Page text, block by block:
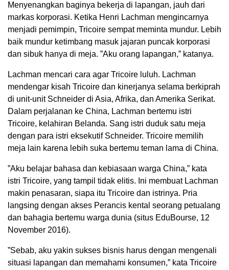
Menyenangkan baginya bekerja di lapangan, jauh dari
markas korporasi. Ketika Henri Lachman mengincarnya
menjadi pemimpin, Tricoire sempat meminta mundur. Lebih
baik mundur ketimbang masuk jajaran puncak korporasi
dan sibuk hanya di meja. ”Aku orang lapangan,” katanya.
Lachman mencari cara agar Tricoire luluh. Lachman
mendengar kisah Tricoire dan kinerjanya selama berkiprah
di unit-unit Schneider di Asia, Afrika, dan Amerika Serikat.
Dalam perjalanan ke China, Lachman bertemu istri
Tricoire, kelahiran Belanda. Sang istri duduk satu meja
dengan para istri eksekutif Schneider. Tricoire memilih
meja lain karena lebih suka bertemu teman lama di China.
”Aku belajar bahasa dan kebiasaan warga China,” kata
istri Tricoire, yang tampil tidak elitis. Ini membuat Lachman
makin penasaran, siapa itu Tricoire dan istrinya. Pria
langsing dengan akses Perancis kental seorang petualang
dan bahagia bertemu warga dunia (situs EduBourse, 12
November 2016).
”Sebab, aku yakin sukses bisnis harus dengan mengenali
situasi lapangan dan memahami konsumen,” kata Tricoire